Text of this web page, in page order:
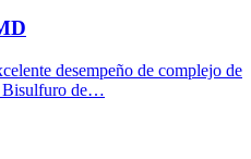
desempeño de complejo de
Bisulfuro de…